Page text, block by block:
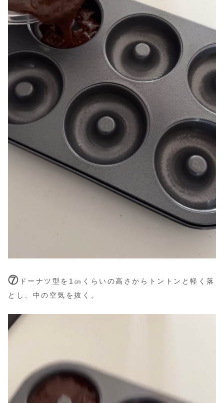
⑦ ドーナツ型を1㎝くらいの高さからトントンと軽く落
とし、中の空気を抜く。